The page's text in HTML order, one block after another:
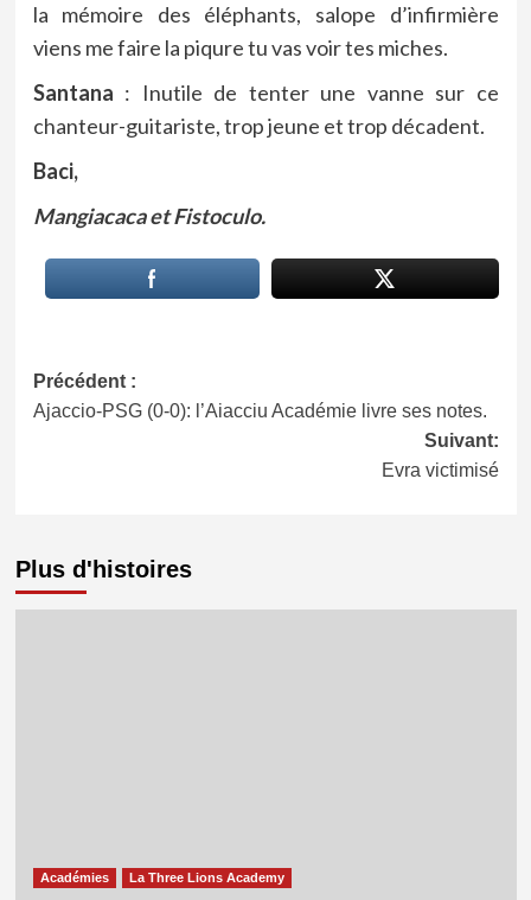
la mémoire des éléphants, salope d’infirmière
viens me faire la piqure tu vas voir tes miches.
Santana : Inutile de tenter une vanne sur ce
chanteur-guitariste, trop jeune et trop décadent.
Baci,
Mangiacaca et Fistoculo.
Navigation
d’article
Précédent :
Ajaccio-PSG (0-0): l’Aiacciu Académie livre ses notes.
Suivant:
Evra victimisé
Plus d'histoires
Académies La Three Lions Academy